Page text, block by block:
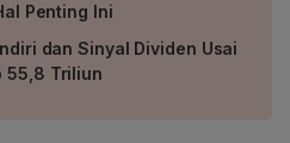
Penting Ini
dan Sinyal Dividen Usai
55,8 Triliun